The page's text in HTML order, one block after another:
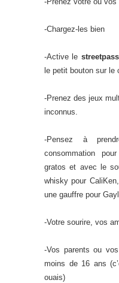
-Chargez-les bien
-Active le streetpass
le petit bouton sur
-Prenez des jeux
inconnus.
-Pensez à
consommation
gratos et avec le
whisky pour
une gauffre pour
-Votre sourire, vos
-Vos parents ou
moins de 16 ans
ouais)